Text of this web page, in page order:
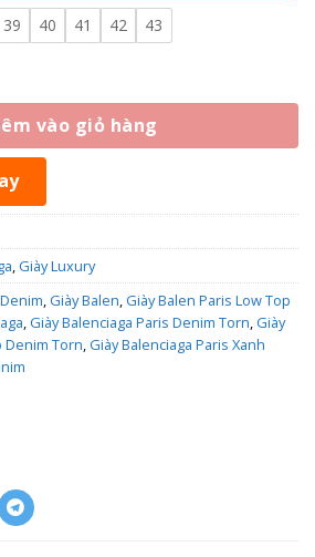
39 40 41 42 43
Denim Torn - Sục Balenciaga Denim
vào giỏ hàng
, Giày Luxury
, Giày Balen, Giày Balen Paris Low Top
, Giày Balenciaga Paris Denim Torn, Giày
Denim Torn, Giày Balenciaga Paris Xanh